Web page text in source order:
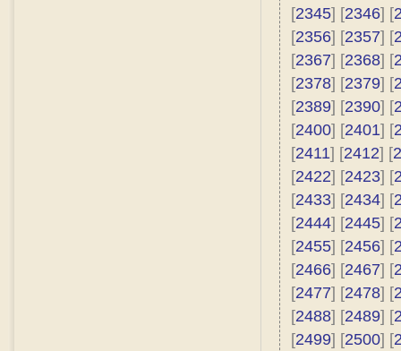
[2345] [2346] [
[2356] [2357] [
[2367] [2368] [
[2378] [2379] [
[2389] [2390] [
[2400] [2401] [
[2411] [2412] [
[2422] [2423] [
[2433] [2434] [
[2444] [2445] [
[2455] [2456] [
[2466] [2467] [
[2477] [2478] [
[2488] [2489] [
[2499] [2500] [